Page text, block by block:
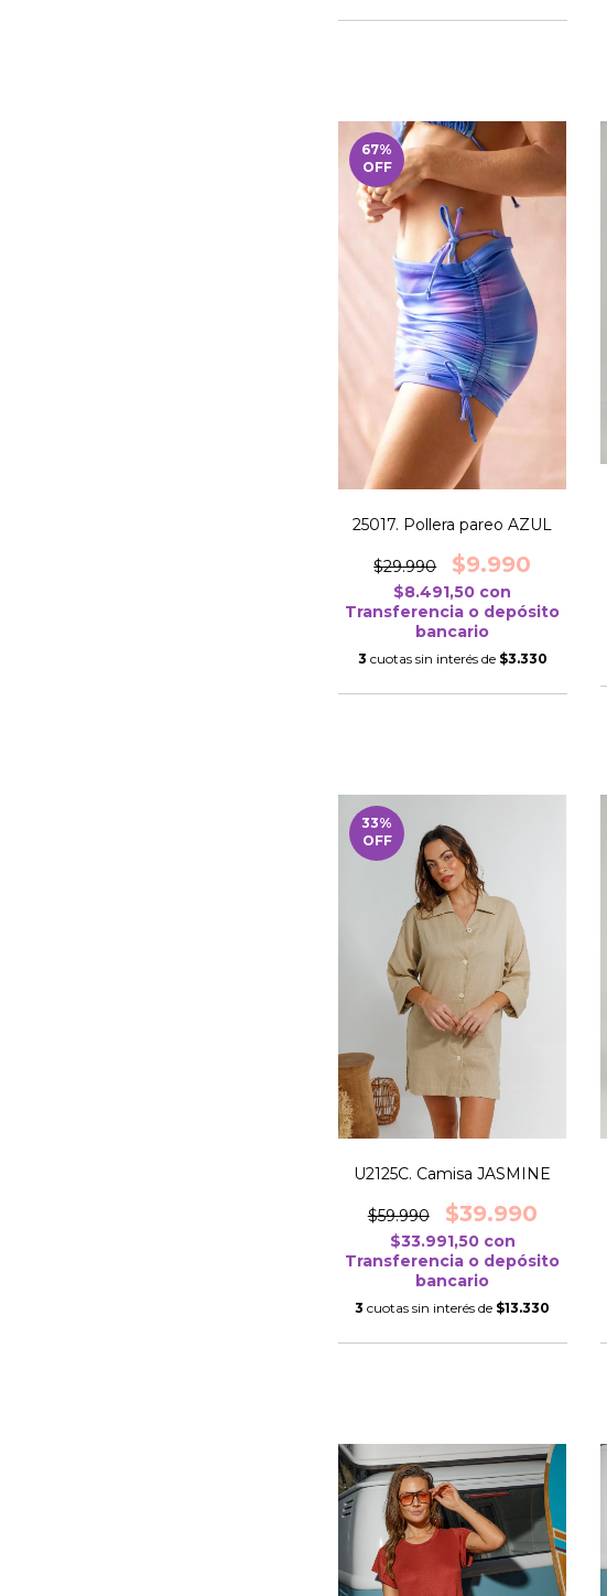
67%
OFF
25017. Pollera pareo AZUL
$29.990 $9.990
$8.491,50 con
Transferencia o depósito
bancario
3 cuotas sin interés de $3.330
33%
OFF
U2125C. Camisa JASMINE
$59.990 $39.990
$33.991,50 con
Transferencia o depósito
bancario
3 cuotas sin interés de $13.330